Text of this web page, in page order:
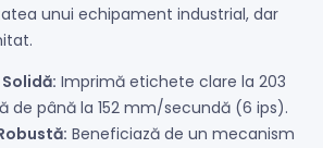
unui echipament industrial, dar
Imprimă etichete clare la 203
de până la 152 mm/secundă (6 ips).
Beneficiază de un mecanism